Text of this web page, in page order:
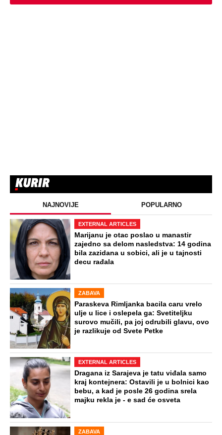
NAJNOVIJE POPULARNO
EXTERNAL ARTICLES
Marijanu je otac poslao u manastir
zajedno sa delom nasledstva: 14 godina
bila zazidana u sobici, ali je u tajnosti
decu rađala
ZABAVA
Paraskeva Rimljanka bacila caru vrelo
ulje u lice i oslepela ga: Svetiteljku
surovo mučili, pa joj odrubili glavu, ovo
je razlikuje od Svete Petke
EXTERNAL ARTICLES
Dragana iz Sarajeva je tatu viđala samo
kraj kontejnera: Ostavili je u bolnici kao
bebu, a kad je posle 26 godina srela
majku rekla je - e sad će osveta
ZABAVA